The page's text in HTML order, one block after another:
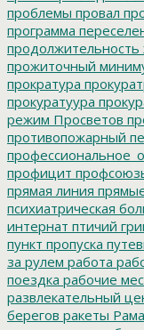
проблемы провал
программа
продолжительность
прожиточный
прократура
прокуратуура
режим Просветов
противопожарный
профицит
прямая линия
психиатрическая
интернат птичий
пункт пропуска
за рулем работа
поездка рабочие
развлекательный
берегов ракеты